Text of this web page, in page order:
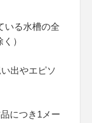
いる水槽の全
）
出やエピソ
につき1メー